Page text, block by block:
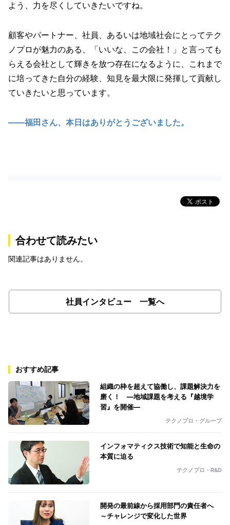
よう、力を尽くしていきたいですね。
顧客やパートナー、社員、あるいは地域社会にとってテク
ノプロが魅力のある、「いいな、この会社！」と言っても
らえる会社として輝きを放つ存在になるように、これまで
に培ってきた自分の経験、知見を最大限に発揮して貢献し
ていきたいと思っています。
――福田さん、本日はありがとうございました。
合わせて読みたい
関連記事はありません。
社員インタビュー 一覧へ
おすすめ記事
組織の枠を超えて協働し、課題解決力を
磨く！ ―地域課題を考える『越境学
習』を開催―
テクノプロ・グループ
インフォマティクス技術で知能と生命の
本質に迫る
テクノプロ・R&D
開発の最前線から採用部門の責任者へ
～チャレンジで変化した世界